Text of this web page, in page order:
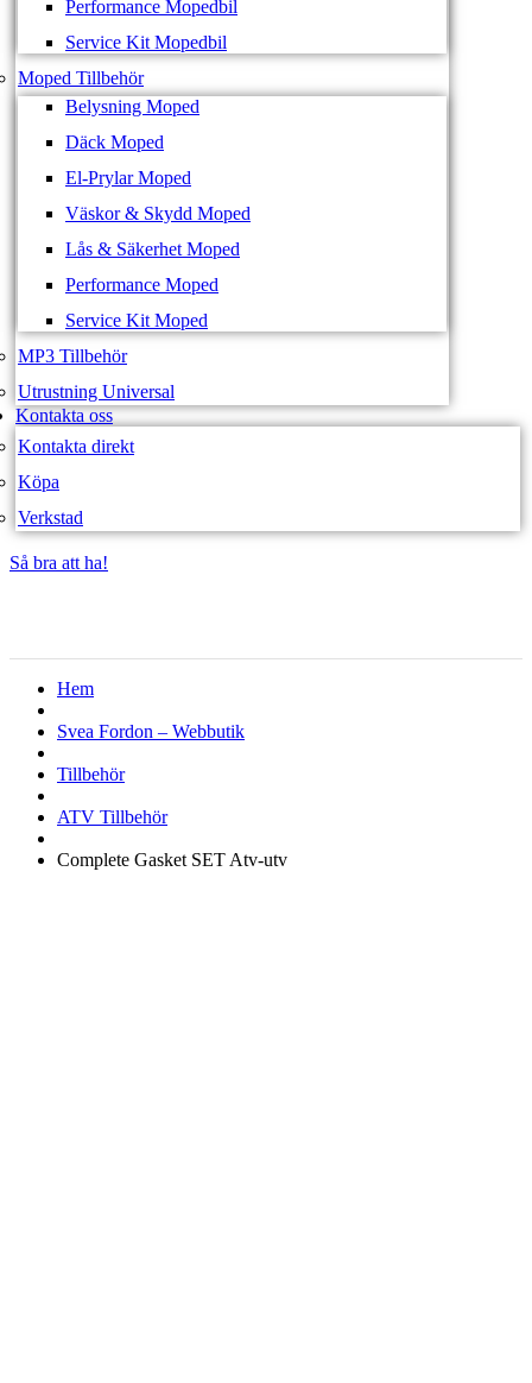
Performance Mopedbil
Service Kit Mopedbil
Moped Tillbehör
Belysning Moped
Däck Moped
El-Prylar Moped
Väskor & Skydd Moped
Lås & Säkerhet Moped
Performance Moped
Service Kit Moped
MP3 Tillbehör
Utrustning Universal
Kontakta oss
Kontakta direkt
Köpa
Verkstad
Så bra att ha!
Hem
Svea Fordon – Webbutik
Tillbehör
ATV Tillbehör
Complete Gasket SET Atv-utv